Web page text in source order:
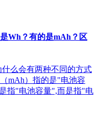
Wh？有的是mAh？区
么会有两种不同的方式
mAh）指的是"电池容
指"电池容量",而是指"电